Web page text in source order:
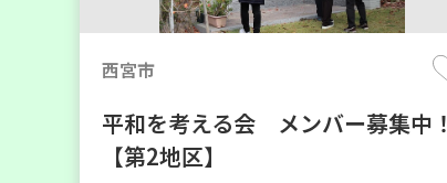
西宮市
平和を考える会 メンバー募集中！
【第2地区】